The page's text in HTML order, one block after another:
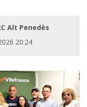
Alt Penedès
20:24